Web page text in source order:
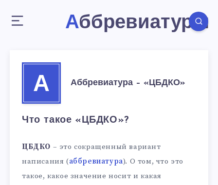
Аббревиатуры
А Аббревиатура – «ЦБДКО»
Что такое «ЦБДКО»?
ЦБДКО – это сокращенный вариант
написания (аббревиатура). О том, что это
такое, какое значение носит и какая